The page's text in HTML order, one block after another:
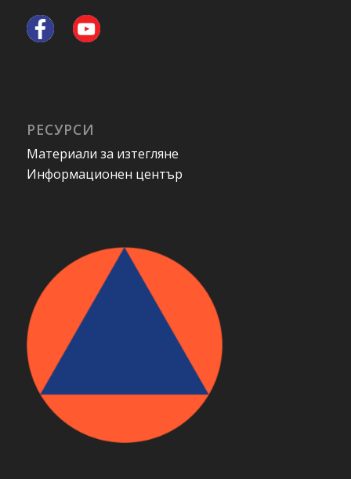
РЕСУРСИ
Материали за изтегляне
Информационен център